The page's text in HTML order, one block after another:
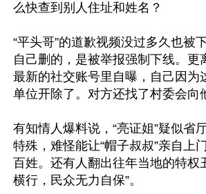
么快查到别人住址和姓名？
“平头哥”的道歉视频没过多久也被
自己删的，是被举报强制下线。更
最新的社交账号里自曝，自己因为
单位开除了。对方还找了村委会向
有知情人爆料说，“亮证姐”疑似省
特殊，难怪能让“帽子叔叔”亲自上
百姓。还有人翻出往年当地的特权
横行，民众无力自保”。